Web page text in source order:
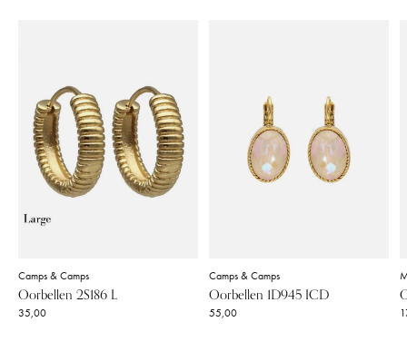
Camps & Camps
Oorbellen 2S186 L
35,00
Camps & Camps
Oorbellen 1D945 ICD
55,00